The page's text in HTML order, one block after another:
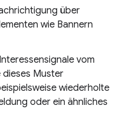
über
wie Bannern
vom
dieses Muster
wiederholte
oder ein ähnliches